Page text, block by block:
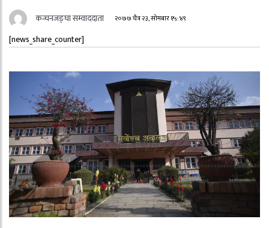
कन्चनजङ्घा सम्वाददाता २०७७ चैत्र २३, सोमबार १५:४९
[news_share_counter]